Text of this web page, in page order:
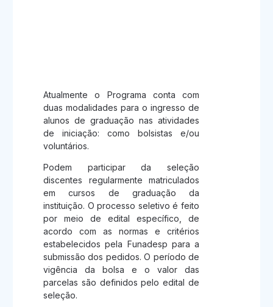
Atualmente o Programa conta com
duas modalidades para o ingresso de
alunos de graduação nas atividades
de iniciação: como bolsistas e/ou
voluntários.
Podem participar da seleção
discentes regularmente matriculados
em cursos de graduação da
instituição. O processo seletivo é feito
por meio de edital específico, de
acordo com as normas e critérios
estabelecidos pela Funadesp para a
submissão dos pedidos. O período de
vigência da bolsa e o valor das
parcelas são definidos pelo edital de
seleção.